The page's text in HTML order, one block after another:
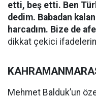
etti, beş etti. Ben
dedim. Babadan
harcadım. Bize de
dikkat çekici
Mehmet Balduk’un